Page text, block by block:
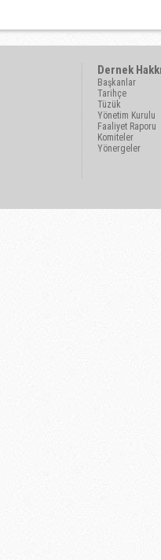
Dernek
Başkanlar
Tarihçe
Tüzük
Yönetim Kurulu
Faaliyet Raporu
Komiteler
Yönergeler